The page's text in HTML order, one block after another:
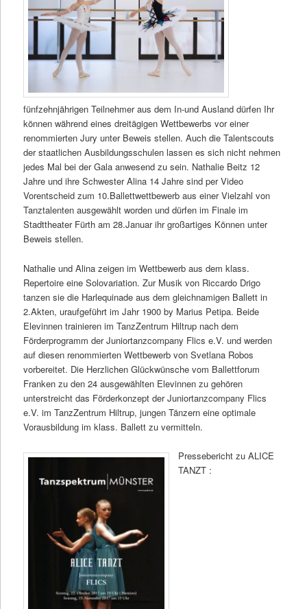
fünfzehnjährigen Teilnehmer aus dem In-und Ausland dürfen Ihr
können während eines dreitägigen Wettbewerbs vor einer
renommierten Jury unter Beweis stellen. Auch die Talentscouts
der staatlichen Ausbildungsschulen lassen es sich nicht nehmen
jedes Mal bei der Gala anwesend zu sein. Nathalie Beitz 12
Jahre und ihre Schwester Alina 14 Jahre sind per Video
Vorentscheid zum 10.Ballettwettbewerb aus einer Vielzahl von
Tanztalenten ausgewählt worden und dürfen im Finale im
Stadttheater Fürth am 28.Januar ihr großartiges Können unter
Beweis stellen.
Nathalie und Alina zeigen im Wettbewerb aus dem klass.
Repertoire eine Solovariation. Zur Musik von Riccardo Drigo
tanzen sie die Harlequinade aus dem gleichnamigen Ballett in
2.Akten, uraufgeführt im Jahr 1900 by Marius Petipa. Beide
Elevinnen trainieren im TanzZentrum Hiltrup nach dem
Förderprogramm der Juniortanzcompany Flics e.V. und werden
auf diesen renommierten Wettbewerb von Svetlana Robos
vorbereitet. Die Herzlichen Glückwünsche vom Ballettforum
Franken zu den 24 ausgewählten Elevinnen zu gehören
unterstreicht das Förderkonzept der Juniortanzcompany Flics
e.V. im TanzZentrum Hiltrup, jungen Tänzern eine optimale
Vorausbildung im klass. Ballett zu vermitteln.
Pressebericht zu ALICE
TANZT :